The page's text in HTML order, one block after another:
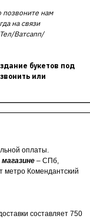
позвоните нам
на связи
Ватсапп/
букетов под
или
оплаты.
– СПб,
метро Комендантский
составляет 750